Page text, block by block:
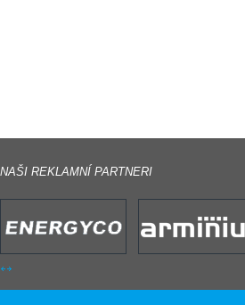
NAŠI REKLAMNÍ PARTNERI